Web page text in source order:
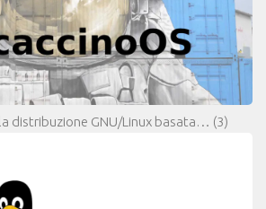
distribuzione GNU/Linux basata… (3)